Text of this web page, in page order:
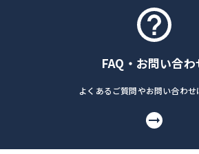
FAQ・お問い合わ
よくあるご質問やお問い合わせ